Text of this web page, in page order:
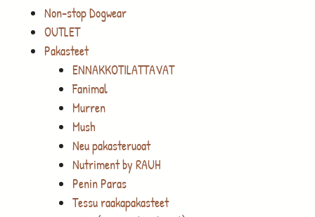
Non-stop Dogwear
OUTLET
Pakasteet
ENNAKKOTILATTAVAT
Fanimal
Murren
Mush
Neu pakasteruoat
Nutriment by RAUH
Penin Paras
Tessu raakapakasteet